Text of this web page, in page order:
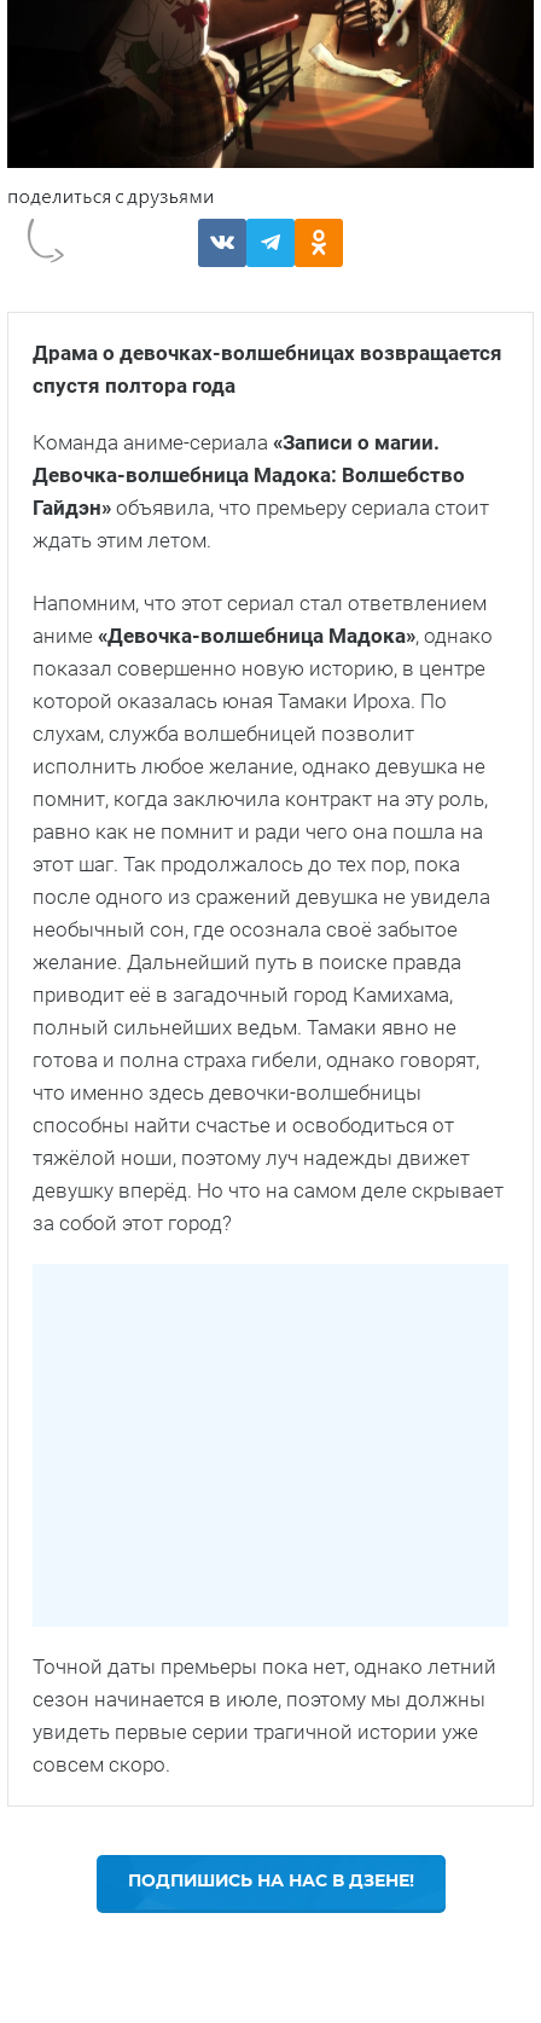
Драма о девочках-волшебницах возвращается
спустя полтора года
Команда аниме-сериала «Записи о магии.
Девочка-волшебница Мадока: Волшебство
Гайдэн» объявила, что премьеру сериала стоит
ждать этим летом.
Напомним, что этот сериал стал ответвлением
аниме «Девочка-волшебница Мадока», однако
показал совершенно новую историю, в центре
которой оказалась юная Тамаки Ироха. По
слухам, служба волшебницей позволит
исполнить любое желание, однако девушка не
помнит, когда заключила контракт на эту роль,
равно как не помнит и ради чего она пошла на
этот шаг. Так продолжалось до тех пор, пока
после одного из сражений девушка не увидела
необычный сон, где осознала своё забытое
желание. Дальнейший путь в поиске правда
приводит её в загадочный город Камихама,
полный сильнейших ведьм. Тамаки явно не
готова и полна страха гибели, однако говорят,
что именно здесь девочки-волшебницы
способны найти счастье и освободиться от
тяжёлой ноши, поэтому луч надежды движет
девушку вперёд. Но что на самом деле скрывает
за собой этот город?
Точной даты премьеры пока нет, однако летний
сезон начинается в июле, поэтому мы должны
увидеть первые серии трагичной истории уже
совсем скоро.
ПОДПИШИСЬ НА НАС В ДЗЕНЕ!